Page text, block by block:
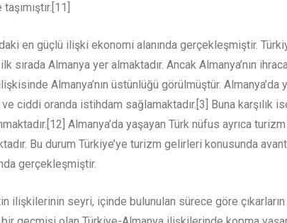
en güçlü ilişki ekonomi alanında gerçekleşmiştir.
sırada Almanya yer almaktadır. Ancak Almanya’nın
Almanya’nın üstünlüğü görülmüştür.
ciddi oranda istihdam sağlamaktadır.[3] Buna karşılık
Almanya’da yaşayan Türk nüfus ayrıca
Bu durum Türkiye’ye turizm gelirleri konusunda
gerçekleşmiştir.
ilişkilerinin seyri, içinde bulunulan sürece göre çıkarların